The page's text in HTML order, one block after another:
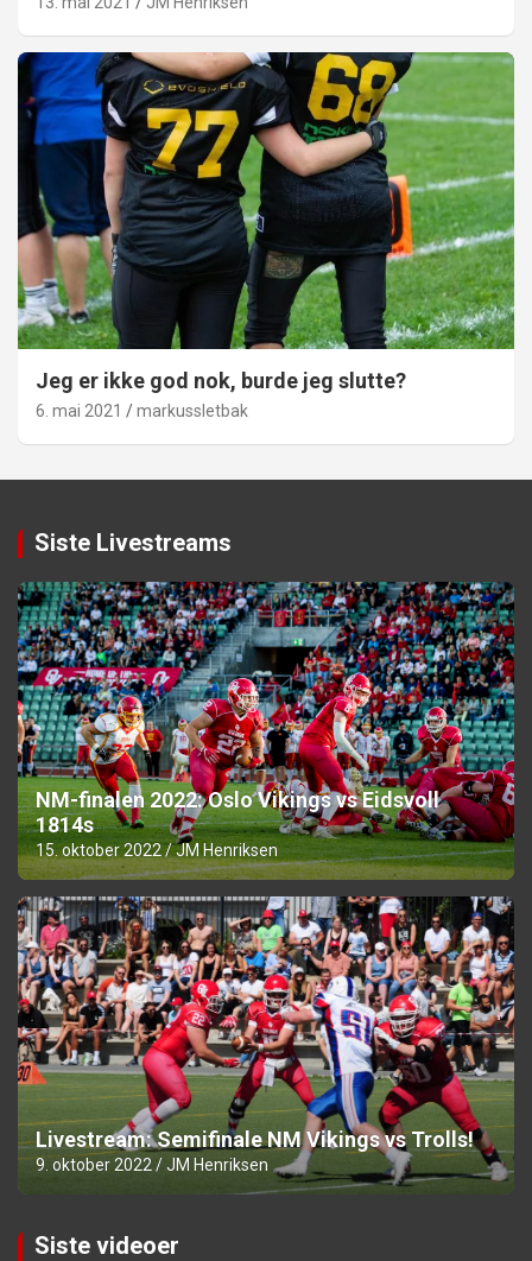
Jeg er ikke god nok, burde jeg slutte?
6. mai 2021 markussletbak
Siste Livestreams
NM-finalen 2022: Oslo Vikings vs Eidsvoll
1814s
15. oktober 2022 JM Henriksen
Livestream: Semifinale NM Vikings vs Trolls!
9. oktober 2022 JM Henriksen
Siste videoer